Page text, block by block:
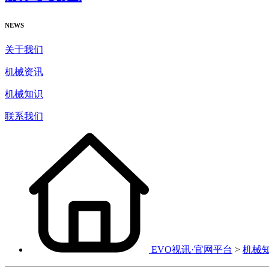
NEWS
关于我们
机械资讯
机械知识
联系我们
EVO视讯·官网平台 > 机械